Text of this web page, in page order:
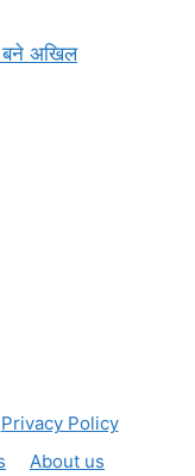
बने अखिल
Privacy Policy
About us